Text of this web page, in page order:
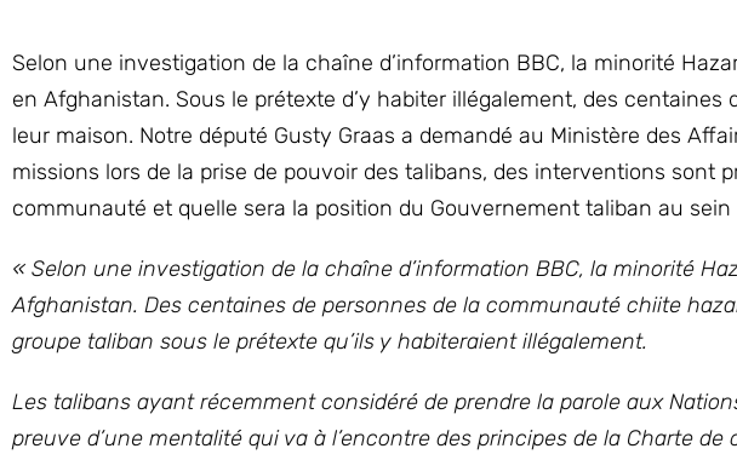
Selon une investigation de la chaîne d’information BBC, la minorité
en Afghanistan. Sous le prétexte d’y habiter illégalement, des
leur maison. Notre député Gusty Graas a demandé au Ministère des
missions lors de la prise de pouvoir des talibans, des interventions sont
communauté et quelle sera la position du Gouvernement taliban au sein
« Selon une investigation de la chaîne d’information BBC, la minorité
Afghanistan. Des centaines de personnes de la communauté chiite
groupe taliban sous le prétexte qu’ils y habiteraient illégalement.
Les talibans ayant récemment considéré de prendre la parole aux
preuve d’une mentalité qui va à l’encontre des principes de la Charte